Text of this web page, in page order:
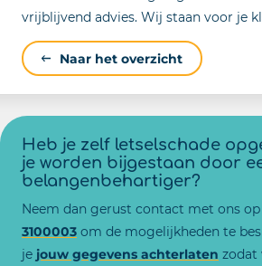
vrijblijvend advies. Wij staan voor je
Naar het overzicht
Heb je zelf letselschade
je worden bijgestaan door
belangenbehartiger?
Neem dan gerust contact met ons op
3100003 om de mogelijkheden te
je jouw gegevens achterlaten zodat